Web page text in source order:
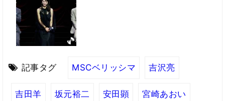
記事タグ MSCベリッシマ 吉沢亮
吉田羊 坂元裕二 安田顕 宮崎あおい